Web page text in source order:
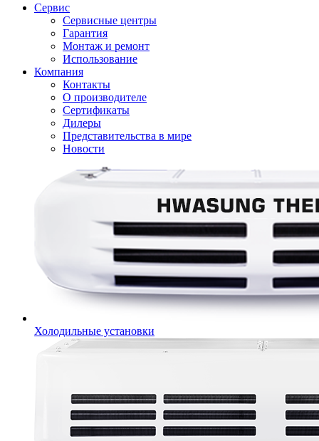
Сервис
Сервисные центры
Гарантия
Монтаж и ремонт
Использование
Компания
Контакты
О производителе
Сертификаты
Дилеры
Представительства в мире
Новости
Холодильные установки